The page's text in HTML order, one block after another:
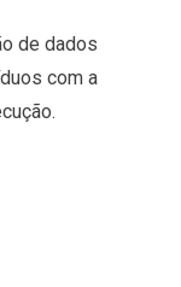
de dados
com a